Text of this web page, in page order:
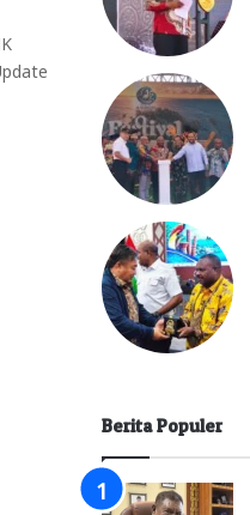
Berita Populer